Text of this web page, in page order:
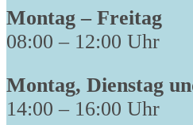
Montag – Freitag
08:00 – 12:00 Uhr
Montag, Dienstag
14:00 – 16:00 Uhr